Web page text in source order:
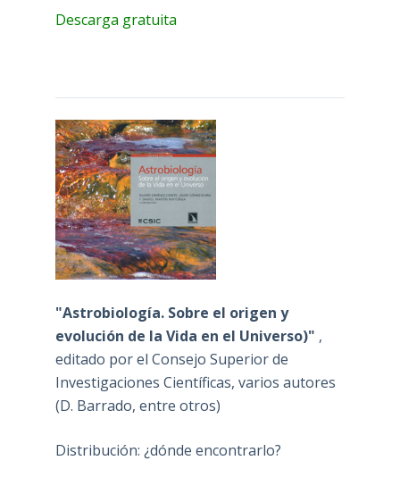
Descarga gratuita
"Astrobiología. Sobre el origen y
evolución de la Vida en el Universo)" ,
editado por el Consejo Superior de
Investigaciones Científicas, varios autores
(D. Barrado, entre otros)
Distribución: ¿dónde encontrarlo?